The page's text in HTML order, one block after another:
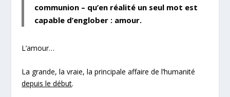
communion – qu’en réalité un seul mot est
capable d’englober : amour.
L’amour…
La grande, la vraie, la principale affaire de l’humanité
depuis le début.